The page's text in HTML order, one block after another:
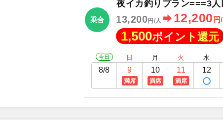
乗合
夜イカ釣りプラン===3
13,200円/人 12,200 円
1,500ポイント還元
今日
8/8
日
9
満席
月
10
満席
火
11
満席
水
12